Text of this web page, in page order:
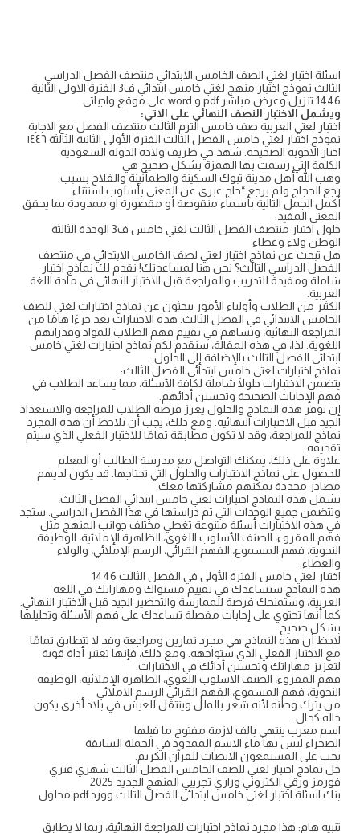
اسئلة اختبار لغتي الصف الخامس الابتدائي منتصف الفصل الدراسي
الثالث نموذج اختبار منهج لغتي خامس ابتدائي ف3 الفترة الاولى الثانية
1446 تنزيل وعرض مباشر pdf و word على موقع واجباتي
ويشمل الاختبار النصف النهائي على الاتي:
اختبار لغتي العربية صف خامس الترم الثالث منتصف الفصل مع الاجابة
نموذج اختبار لغتي خامس الفصل الثالث الفترة الأولى الثانية الثالثة ١٤٤٦
اختار الاجوبه الصحيحة: شهد حي طريف ولادة الدولة السعودية
الكلمة التي رسمت بها الهمزة بشكل صحيح هي
وهب الله أهل مدينة تبوك السكينة والطمأنينة والفلاح بسبب.
رجع الحجاج ولم يرجع “حاج عبري عن المعنى بأسلوب استثناء
أكمل الجمل التالية بأسماء منقوصة أو مقصورة او ممدودة بما يحقق
المعنى المفيد:
حلول اختبار منتصف الفصل الثالث لغتي خامس ف3 الوحدة الثالثة
الوطن ولاء وعطاء
هل تبحث عن نماذج اختبار لغتي لصف الخامس الابتدائي في منتصف
الفصل الدراسي الثالث؟ نحن هنا لمساعدتك! نقدم لك نماذج اختبار
شاملة ومفيدة للتدريب والمراجعة قبل الاختبار النهائي في مادة اللغة
العربية.
الكثير من الطلاب وأولياء الأمور يبحثون عن نماذج اختبارات لغتي للصف
الخامس الابتدائي في الفصل الثالث. هذه الاختبارات تعد جزءًا هامًا من
المراجعة النهائية، وتساهم في تقييم فهم الطلاب للمواد وقدراتهم
اللغوية. لذا، في هذه المقالة، سنقدم لكم نماذج اختبارات لغتي خامس
ابتدائي الفصل الثالث بالإضافة إلى الحلول.
نماذج اختبارات لغتي خامس ابتدائي الفصل الثالث:
يتضمن الاختبارات حلولًا شاملة لكافة الأسئلة، مما يساعد الطلاب في
فهم الإجابات الصحيحة وتحسين أدائهم.
إن توفر هذه النماذج والحلول يعزز فرصة الطلاب للمراجعة والاستعداد
الجيد قبل الاختبارات النهائية. ومع ذلك، يجب أن نلاحظ أن هذه المجرد
نماذج للمراجعة، وقد لا تكون مطابقة تمامًا للاختبار الفعلي الذي سيتم
تقديمه.
علاوة على ذلك، يمكنك التواصل مع مدرسة الطالب أو المعلم
للحصول على نماذج الاختبارات والحلول التي تحتاجها. قد يكون لديهم
مصادر محددة يمكنهم مشاركتها معك.
تشمل هذه النماذج اختبارات لغتي خامس ابتدائي الفصل الثالث،
وتتضمن جميع الوحدات التي تم دراستها في هذا الفصل الدراسي. ستجد
في هذه الاختبارات أسئلة متنوعة تغطي مختلف جوانب المنهج مثل
فهم المقروء، الصنف الأسلوب اللغوي، الظاهرة الإملائية، الوظيفة
النحوية، فهم المسموع، الفهم القرائي، الرسم الإملائي، والولاء
والعطاء.
اختبار لغتي خامس الفترة الأولى في الفصل الثالث 1446
هذه النماذج ستساعدك في تقييم مستواك ومهاراتك في اللغة
العربية، وستمنحك فرصة للممارسة والتحضير الجيد قبل الاختبار النهائي.
كما أنها تحتوي على إجابات مفصلة تساعدك على فهم الأسئلة وتحليلها
بشكل صحيح.
لاحظ أن هذه النماذج هي مجرد تمارين ومراجعة وقد لا تتطابق تمامًا
مع الاختبار الفعلي الذي ستواجهه. ومع ذلك، فإنها تعتبر أداة قوية
لتعزيز مهاراتك وتحسين أدائك في الاختبارات.
فهم المقروء، الصنف الاسلوب اللغوي، الظاهرة الإملائية، الوظيفة
النحوية، فهم المسموع، الفهم القرائي الرسم الاملائي
من يترك وطنه لأنه شعر بالملل وينتقل للعيش في بلاد أخرى يكون
حاله كحال.
اسم معرب ينتهي بالف لازمة مفتوح ما قبلها
الصحراء ليس بها ماء الاسم الممدود في الجملة السابقة
يجب على المستمعون الانصات للقرآن الكريم.
حل نماذج اختبار لغتي للصف الخامس الفصل الثالث شهري فتري
فورمز ورقي الكتروني وزاري تجريبي المنهج الجديد 2025
بنك اسئلة اختبار لغتي خامس ابتدائي الفصل الثالث وورد pdf محلول
تنبيه هام: هذا مجرد نماذج اختبارات للمراجعة النهائية، ربما لا يطابق